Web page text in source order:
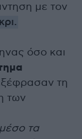
με τον
όσο και
τη
των
τα